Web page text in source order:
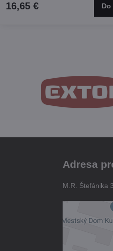
16,65 €
Adresa
M.R. Štefánika